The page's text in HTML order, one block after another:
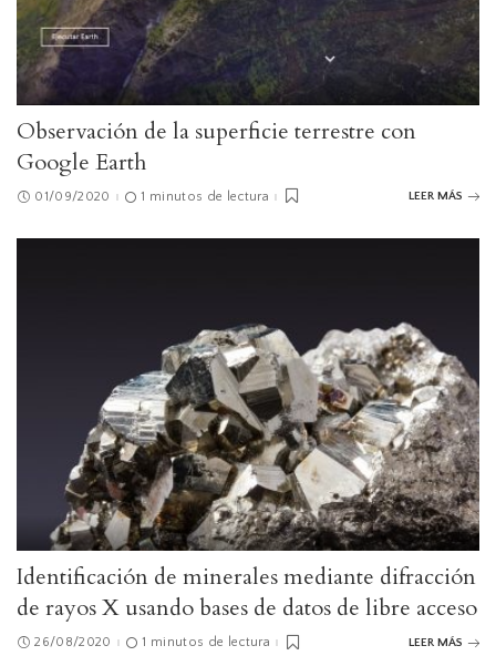
Observación de la superficie terrestre con
Google Earth
01/09/2020 1 minutos de lectura LEER MÁS
Identificación de minerales mediante difracción
de rayos X usando bases de datos de libre acceso
26/08/2020 1 minutos de lectura LEER MÁS